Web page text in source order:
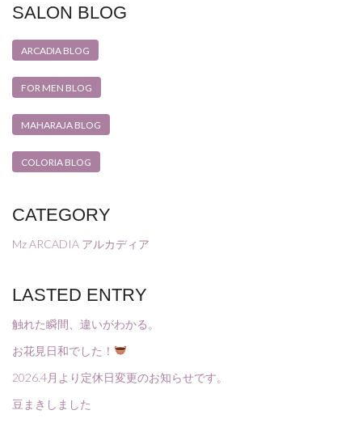
SALON BLOG
ARCADIA BLOG
FOR MEN BLOG
MAHARAJA BLOG
COLORIA BLOG
CATEGORY
Mz ARCADIA アルカディア
LASTED ENTRY
触れた瞬間、違いがわかる。
お花見日和でした！
2026.4月より定休日変更のお知らせです。
豆まきしました